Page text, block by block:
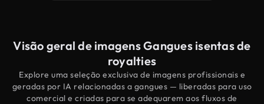
Visão geral de imagens Gangues isentas de
royalties
Explore uma seleção exclusiva de imagens profissionais e
geradas por IA relacionadas a gangues — liberadas para uso
comercial e criadas para se adequarem aos fluxos de